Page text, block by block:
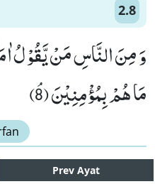
2.8
وَ مِنَ النَّاسِ مَنْ یَّقُوْلُ
مَا هُمْ بِمُؤْمِنِیْنَﭥ (8)
Prev Ayat